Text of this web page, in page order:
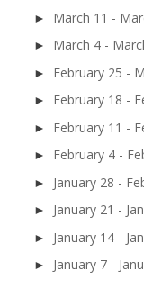
► March 11 -
► March 4 -
► February 25 -
► February 18 -
► February 11 -
► February 4 -
► January 28 -
► January 21 -
► January 14 -
► January 7 -